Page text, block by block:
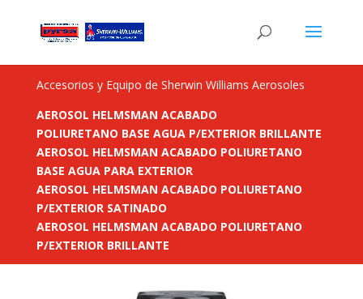
Accesorios y Equipo de Sherwin Williams Aerosoles
AEROSOL HELMSMAN ACABADO
POLIURETANO BASE AGUA P/EXTERIOR BRILLANTE
AEROSOL HELMSMAN ACABADO POLIURETANO
BASE AGUA PARA EXTERIOR
AEROSOL HELMSMAN ACABADO POLIURETANO
P/EXTERIOR SATINADO
AEROSOL HELMSMAN ACABADO POLIURETANO
P/EXTERIOR BRILLANTE